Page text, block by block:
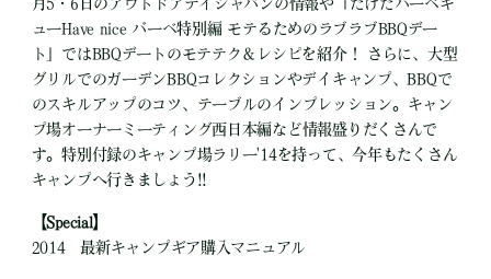
月5・6日のアウトドアデイジャパンの情報や「たけだバーベキ
ューHave nice バーベ特別編 モテるためのラブラブBBQデー
ト」ではBBQデートのモテテク＆レシピを紹介！ さらに、大型
グリルでのガーデンBBQコレクションやデイキャンプ、BBQで
のスキルアップのコツ、テーブルのインプレッション。キャン
プ場オーナーミーティング西日本編など情報盛りだくさんで
す。特別付録のキャンプ場ラリー'14を持って、今年もたくさん
キャンプへ行きましょう!!
【Special】
2014 最新キャンプギア購入マニュアル